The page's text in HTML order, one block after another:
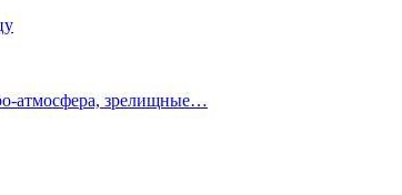
зрелищные…